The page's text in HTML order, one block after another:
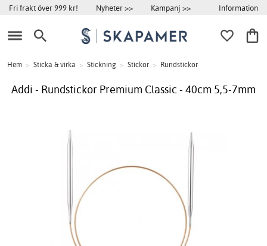
Fri frakt över 999 kr! Nyheter >> Kampanj >> Information
Hem > Sticka & virka > Stickning > Stickor > Rundstickor
Addi - Rundstickor Premium Classic - 40cm 5,5-7mm